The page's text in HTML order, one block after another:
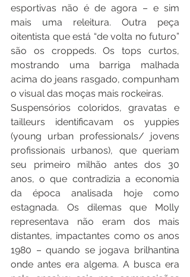
esportivas não é de agora – e sim
mais uma releitura. Outra peça
oitentista que está “de volta no futuro”
são os croppeds. Os tops curtos,
mostrando uma barriga malhada
acima do jeans rasgado, compunham
o visual das moças mais rockeiras.
Suspensórios coloridos, gravatas e
tailleurs identificavam os yuppies
(young urban professionals/ jovens
profissionais urbanos), que queriam
seu primeiro milhão antes dos 30
anos, o que contradizia a economia
da época analisada hoje como
estagnada. Os dilemas que Molly
representava não eram dos mais
distantes, impactantes como os anos
1980 – quando se jogava brilhantina
onde antes era algema. A busca era